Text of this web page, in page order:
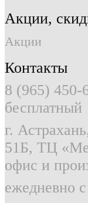
Акции,
Акции
Контакты
8 (965) 450-
бесплатный
г.
51Б, ТЦ
офис и
ежедневно